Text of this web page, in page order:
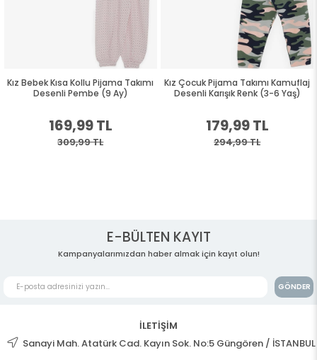
Kız Bebek Kısa Kollu Pijama Takımı
Desenli Pembe (9 Ay)
169,99 TL
309,99 TL
Kız Çocuk Pijama Takımı Kamuflaj
Desenli Karışık Renk (3-6 Yaş)
179,99 TL
294,99 TL
E-BÜLTEN KAYIT
Kampanyalarımızdan haber almak için kayıt olun!
GÖNDER
İLETİŞİM
Sanayi Mah. Atatürk Cad. Kayın Sok. No:5 Güngören / İSTANBUL